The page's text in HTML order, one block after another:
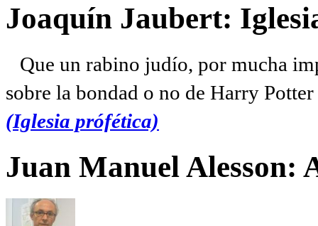
Joaquín Jaubert:
Que un rabino judío, por mucha
sobre la bondad o no de Harry
(Iglesia prófética)
Juan Manuel Alesson: